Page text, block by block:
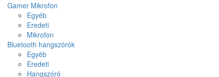
Gamer Mikrofon
Egyéb
Eredeti
Mikrofon
Bluetooth hangszórók
Egyéb
Eredeti
Hangszóró